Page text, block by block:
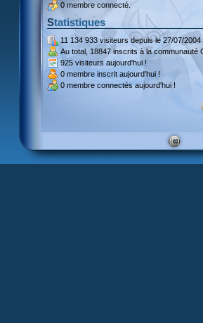
0 membre connecté.
Statistiques
11 134 933 visiteursdepuis le 27/07/2004
Au total, 18847 inscritsà la communauté
925 visiteurs aujourd'hui !
0 membre inscrit aujourd'hui !
0 membre connectés aujourd'hui !